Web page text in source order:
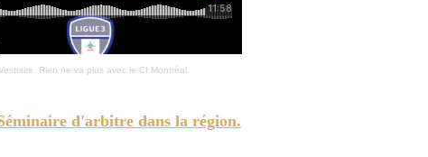
Rien ne va plus avec le Cf Montréal.
d'arbitre dans la région.